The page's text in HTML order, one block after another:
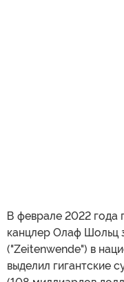
В феврале 2022 года
канцлер Олаф Шольц
("Zeitenwende") в
выделил гигантские